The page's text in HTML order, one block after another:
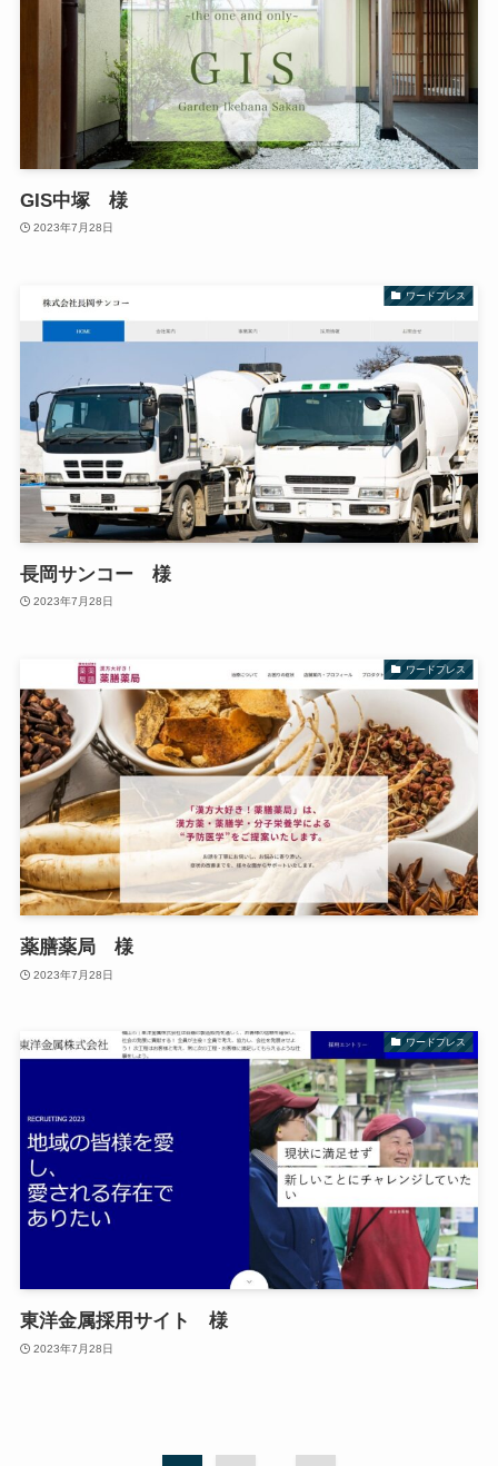
GIS中塚 様
2023年7月28日
ワードプレス
長岡サンコー 様
2023年7月28日
ワードプレス
薬膳薬局 様
2023年7月28日
ワードプレス
東洋金属採用サイト 様
2023年7月28日